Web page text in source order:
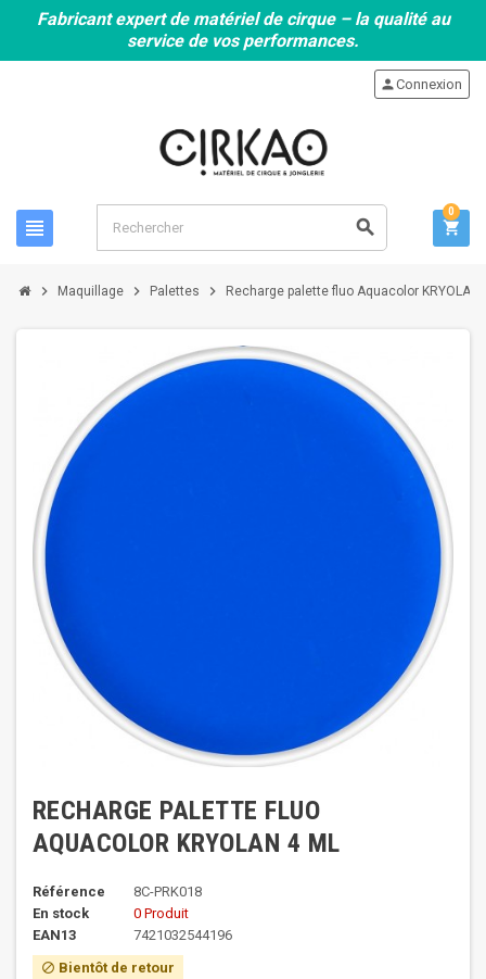
Fabricant expert de matériel de cirque – la qualité au
service de vos performances.
view_headline search
personConnexion
shopping_cart
0
chevron_right Maquillage chevron_right Palettes chevron_right Recharge palette fluo Aquacolor KRYOLAN
RECHARGE PALETTE FLUO
AQUACOLOR KRYOLAN 4 ML
Référence
8C-PRK018
En stock
0 Produit
EAN13
7421032544196
block Bientôt de retour